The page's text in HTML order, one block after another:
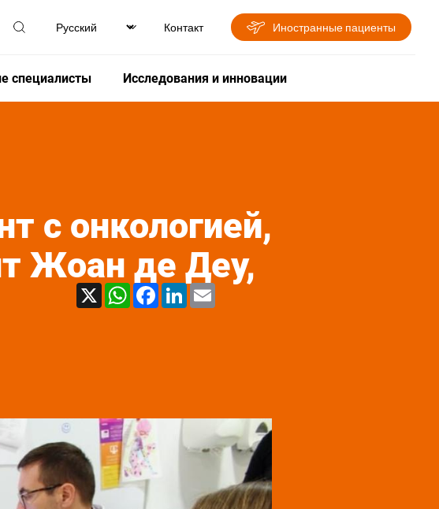
Контакт Иностранные пациенты
специалисты Исследования и инновации
с онкологией,
Жоан де Деу,
X WhatsAppFacebook
LinkedInEmail